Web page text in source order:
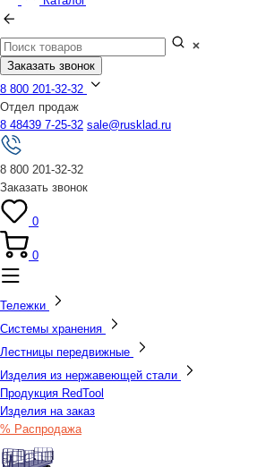
Заказать звонок
8 800 201-32-32
Отдел продаж
8 48439 7-25-32 sale@rusklad.ru
8 800 201-32-32
Заказать звонок
0
0
Тележки
Системы хранения
Лестницы передвижные
Изделия из нержавеющей стали
Продукция RedTool
Изделия на заказ
% Распродажа